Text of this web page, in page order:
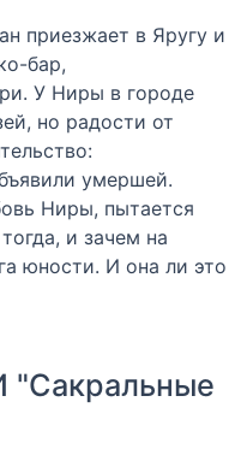
приезжает в Яругу и
бар,
У Ниры в городе
но радости от
умершей.
Ниры, пытается
и зачем на
юности. И она ли это